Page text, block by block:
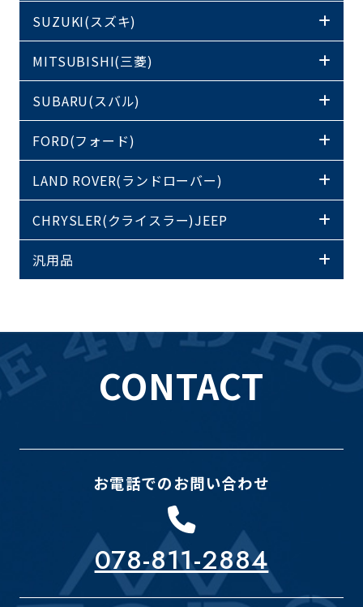
SUZUKI(スズキ)
MITSUBISHI(三菱)
SUBARU(スバル)
FORD(フォード)
LAND ROVER(ランドローバー)
CHRYSLER(クライスラー)JEEP
汎用品
CONTACT
お電話でのお問い合わせ
078-811-2884